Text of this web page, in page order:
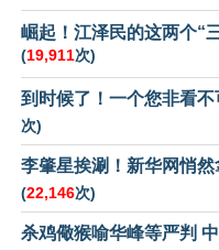
崛起！江泽民的这两个“
(19,911次)
到时候了！一个您非看不
次)
李肇星挨涮！新华网悄
(22,146次)
杀鸡儆猴喻华峰等严判